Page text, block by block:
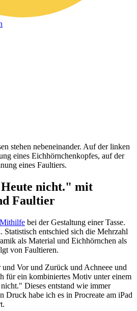
nicht." mit
Faultier
Mithilfe bei der Gestaltung einer Tasse.
Statistisch entschied sich die Mehrzahl
als Material und Eichhörnchen als
von Faultieren.
Vor und Zurück und Achneee und
für ein kombiniertes Motiv unter einem
Dieses entstand wie immer
Druck habe ich es in Procreate am iPad